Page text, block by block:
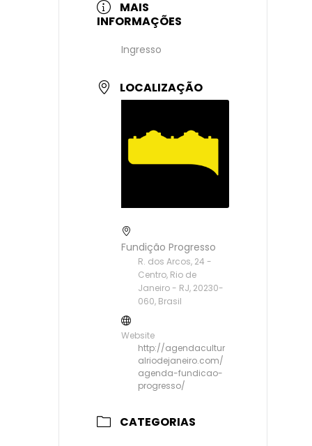
MAIS
INFORMAÇÕES
Ingresso
LOCALIZAÇÃO
Fundição Progresso
R. dos Arcos, 24 -
Centro, Rio de
Janeiro - RJ, 20230-
060, Brasil
Website
http://agendacultur
alriodejaneiro.com/
agenda-fundicao-
progresso/
CATEGORIAS